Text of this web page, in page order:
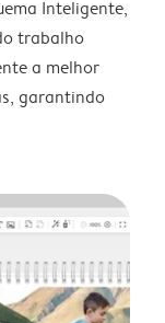
Inteligente,
trabalho
a melhor
garantindo